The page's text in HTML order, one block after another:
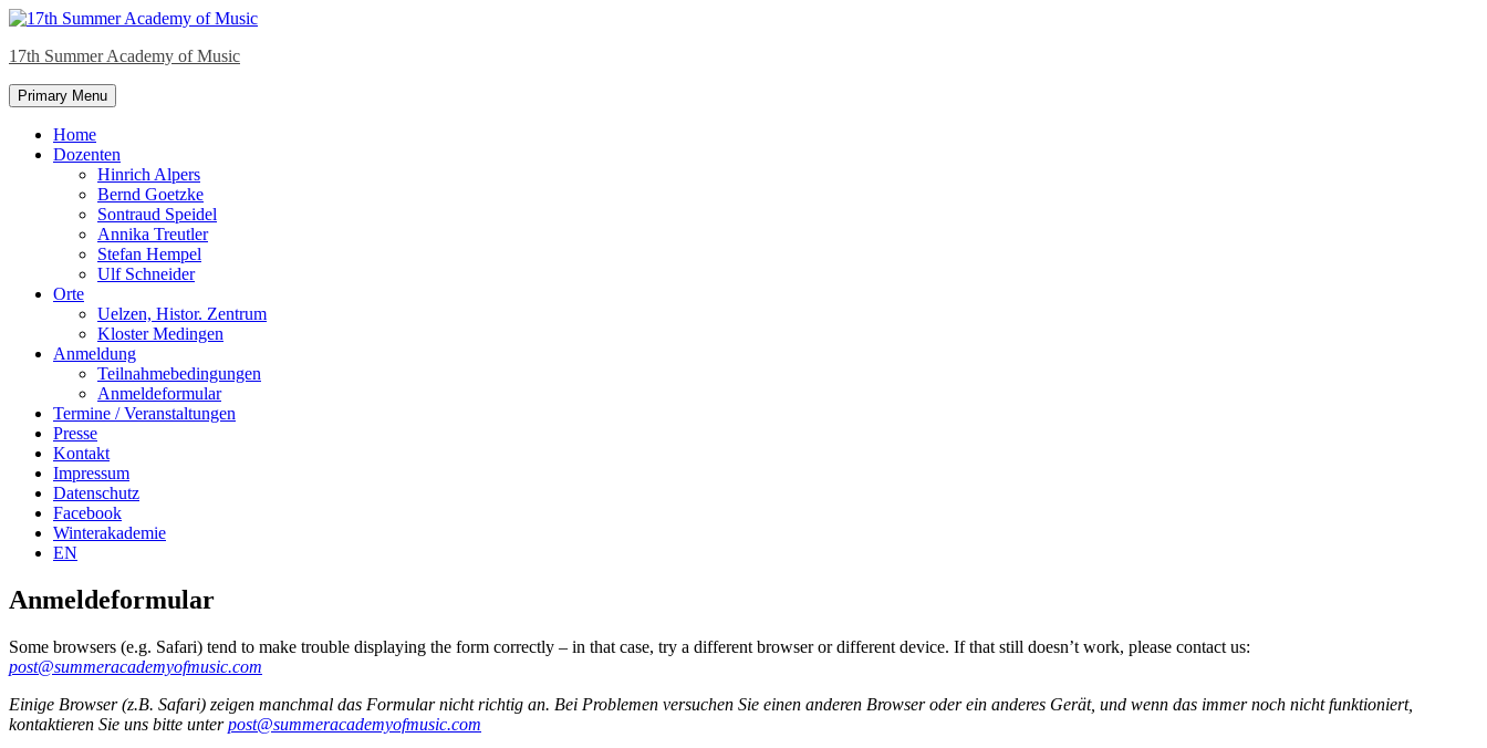
Skip
content
17th Summer Academy of Music
Primary Menu
Home
Dozenten
Hinrich Alpers
Bernd Goetzke
Sontraud Speidel
Annika Treutler
Stefan Hempel
Ulf Schneider
Orte
Uelzen, Histor. Zentrum
Kloster Medingen
Anmeldung
Teilnahmebedingungen
Anmeldeformular
Termine / Veranstaltungen
Presse
Kontakt
Impressum
Datenschutz
Facebook
Winterakademie
EN
Anmeldeformular
Some browsers (e.g. Safari) tend to make trouble displaying the form correctly – in that case, try a different browser or different device. If that still doesn’t work, please contact us:
post@summeracademyofmusic.com
Einige Browser (z.B. Safari) zeigen manchmal das Formular nicht richtig an. Bei Problemen versuchen Sie einen anderen Browser oder ein anderes Gerät, und wenn das immer noch nicht funktioniert,
kontaktieren Sie uns bitte unterpost@summeracademyofmusic.com